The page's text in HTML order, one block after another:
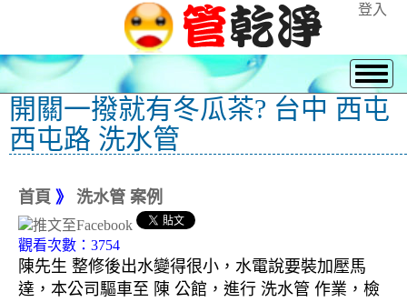
登入
開關一撥就有冬瓜茶? 台中 西屯
西屯路 洗水管
首頁 》 洗水管 案例
觀看次數：3754
陳先生 整修後出水變得很小，水電說要裝加壓馬
達，本公司驅車至 陳 公館，進行 洗水管 作業，檢